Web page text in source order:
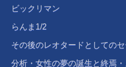
ビックリマン
らんま1/2
その後のレオタードとしての
分析・女性の夢の誕生と終焉